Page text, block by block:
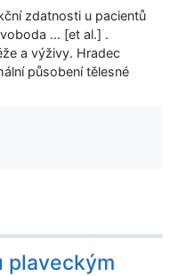
zdatnosti u pacientů
... [et al.] .
a výživy. Hradec
působení tělesné
plaveckým